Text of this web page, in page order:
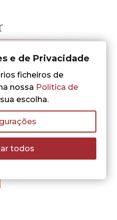
e de Privacidade
ficheiros de
nossa Política de
escolha.
todos